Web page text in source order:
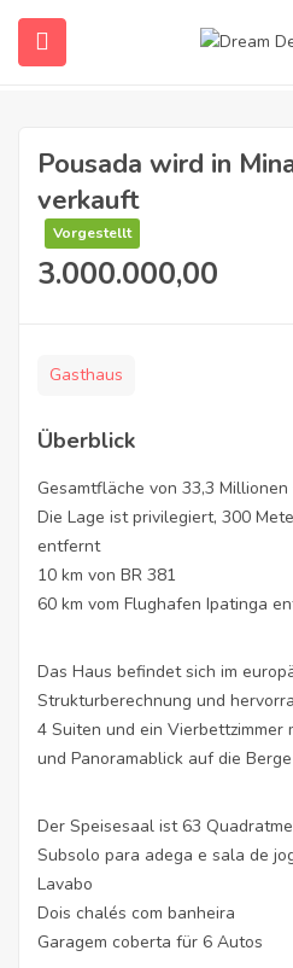
Pousada wird in
verkauft
Vorgestellt
3.000.000,00
Gasthaus
Überblick
Gesamtfläche von 33,3
Die Lage ist privilegiert, 300
entfernt
10 km von BR 381
60 km vom Flughafen Ipatinga
Das Haus befindet sich im
Strukturberechnung und
4 Suiten und ein
und Panoramablick auf die Berge
Der Speisesaal ist 63
Subsolo para adega e sala de
Lavabo
Dois chalés com banheira
Garagem coberta für 6 Autos